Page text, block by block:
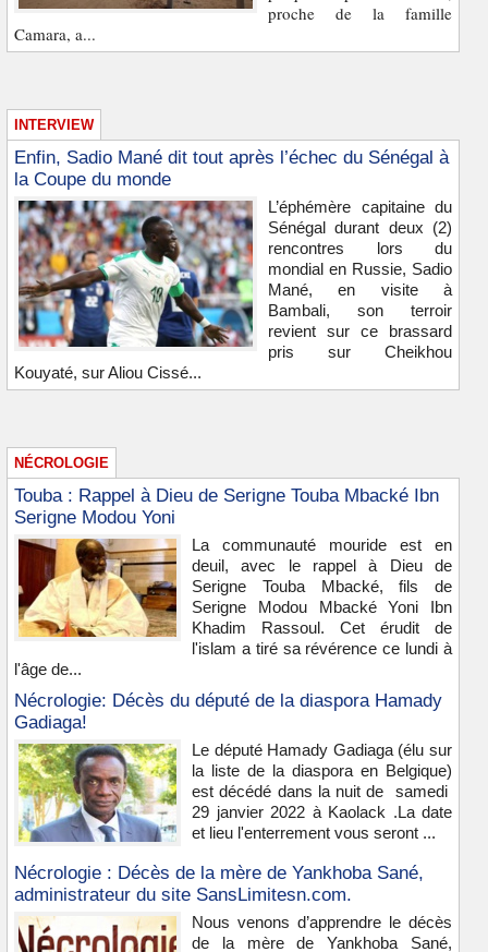
proche de la famille
Camara, a...
INTERVIEW
Enfin, Sadio Mané dit tout après l’échec du Sénégal à
la Coupe du monde
L’éphémère capitaine du
Sénégal durant deux (2)
rencontres lors du
mondial en Russie, Sadio
Mané, en visite à
Bambali, son terroir
revient sur ce brassard
pris sur Cheikhou
Kouyaté, sur Aliou Cissé...
NÉCROLOGIE
Touba : Rappel à Dieu de Serigne Touba Mbacké Ibn
Serigne Modou Yoni
La communauté mouride est en
deuil, avec le rappel à Dieu de
Serigne Touba Mbacké, fils de
Serigne Modou Mbacké Yoni Ibn
Khadim Rassoul. Cet érudit de
l'islam a tiré sa révérence ce lundi à
l'âge de...
Nécrologie: Décès du député de la diaspora Hamady
Gadiaga!
Le député Hamady Gadiaga (élu sur
la liste de la diaspora en Belgique)
est décédé dans la nuit de samedi
29 janvier 2022 à Kaolack .La date
et lieu l'enterrement vous seront ...
Nécrologie : Décès de la mère de Yankhoba Sané,
administrateur du site SansLimitesn.com.
Nous venons d’apprendre le décès
de la mère de Yankhoba Sané,